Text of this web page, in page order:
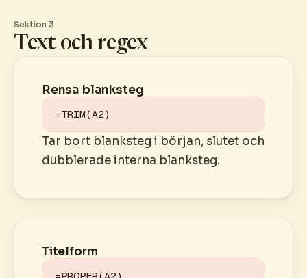
Sektion 3
Text och regex
Rensa blanksteg
=TRIM(A2)
Tar bort blanksteg i början, slutet och
dubblerade interna blanksteg.
Titelform